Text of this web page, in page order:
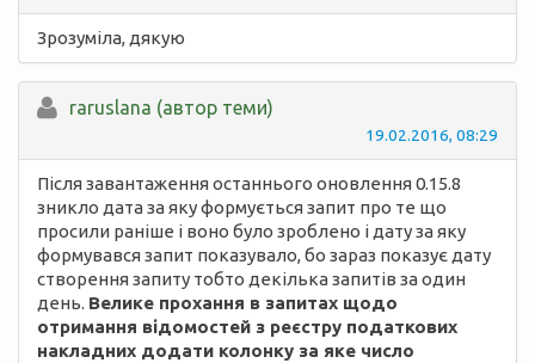
Зрозуміла, дякую
raruslana (автор теми)
19.02.2016, 08:29
Після завантаження останнього оновлення 0.15.8
зникло дата за яку формується запит про те що
просили раніше і воно було зроблено і дату за яку
формувався запит показувало, бо зараз показує дату
створення запиту тобто декілька запитів за один
день. Велике прохання в запитах щодо
отримання відомостей з реєстру податкових
накладних додати колонку за яке число